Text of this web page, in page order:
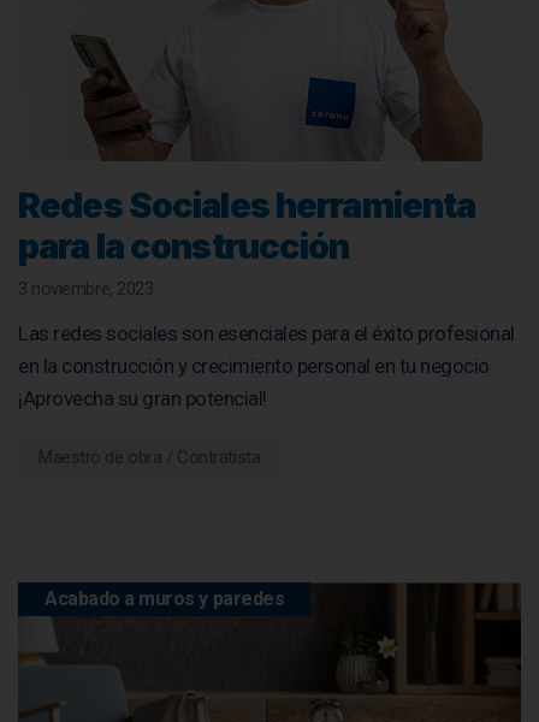
Redes Sociales herramienta
para la construcción
3 noviembre, 2023
Las redes sociales son esenciales para el éxito profesional
en la construcción y crecimiento personal en tu negocio
¡Aprovecha su gran potencial!
Maestro de obra / Contratista
Acabado a muros y paredes